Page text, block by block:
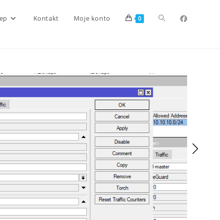
Kontakt Moje konto 0 Toggle